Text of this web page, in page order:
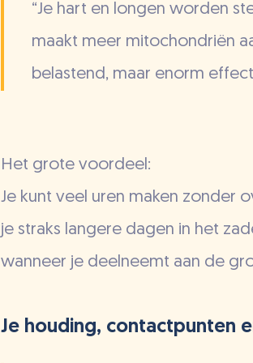
“Je hart en longen worden
maakt meer mitochondriën
belastend, maar enorm
Het grote voordeel:
Je kunt veel uren maken zonder
je straks langere dagen in het
wanneer je deelneemt aan de
Je houding, contactpunten